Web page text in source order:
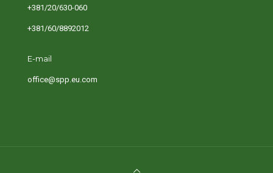
+381/20/630-060
+381/60/8892012
E-mail
office@spp.eu.com